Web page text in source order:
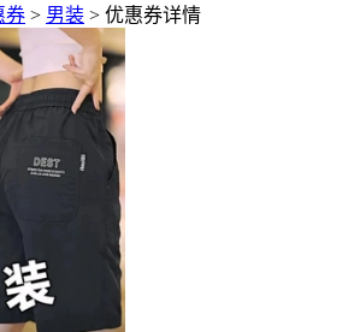
券 > 男装 > 优惠券详情